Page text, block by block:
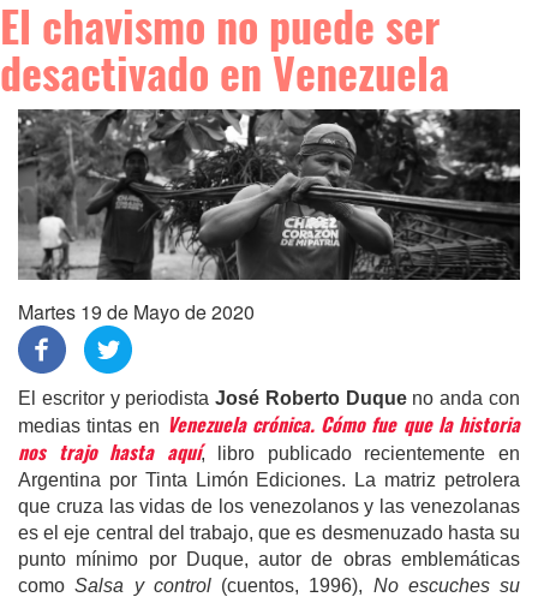
El chavismo no puede ser
desactivado en Venezuela
Martes 19 de Mayo de 2020
El escritor y periodista José Roberto Duqueno anda con
medias tintas en Venezuela crónica. Cómo fue que la historia
nos trajo hasta aquí, libro publicado recientemente en
Argentina por Tinta Limón Ediciones. La matriz petrolera
que cruza las vidas de los venezolanos y las venezolanas
es el eje central del trabajo, que es desmenuzado hasta su
punto mínimo por Duque, autor de obras emblemáticas
comoSalsa y control(cuentos, 1996), No escuches su